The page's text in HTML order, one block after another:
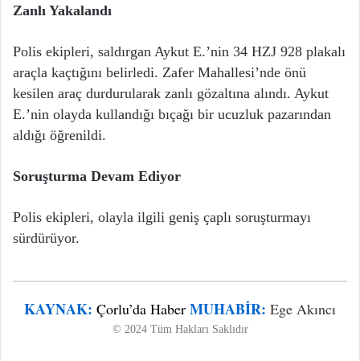
Zanlı Yakalandı
Polis ekipleri, saldırgan Aykut E.’nin 34 HZJ 928 plakalı
araçla kaçtığını belirledi. Zafer Mahallesi’nde önü
kesilen araç durdurularak zanlı gözaltına alındı. Aykut
E.’nin olayda kullandığı bıçağı bir ucuzluk pazarından
aldığı öğrenildi.
Soruşturma Devam Ediyor
Polis ekipleri, olayla ilgili geniş çaplı soruşturmayı
sürdürüyor.
KAYNAK: Çorlu’da Haber MUHABIR: Ege Akıncı
© 2024 Tüm Hakları Saklıdır